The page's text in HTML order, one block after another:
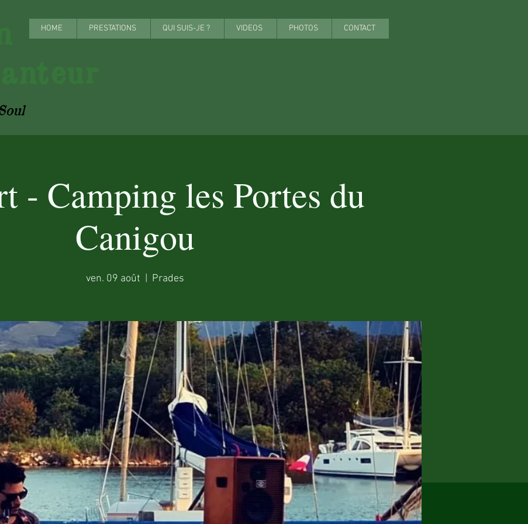
HOME PRESTATIONS QUI SUIS-JE ? VIDEOS PHOTOS CONTACT
- Camping les Portes du
Canigou
ven. 09 août Prades